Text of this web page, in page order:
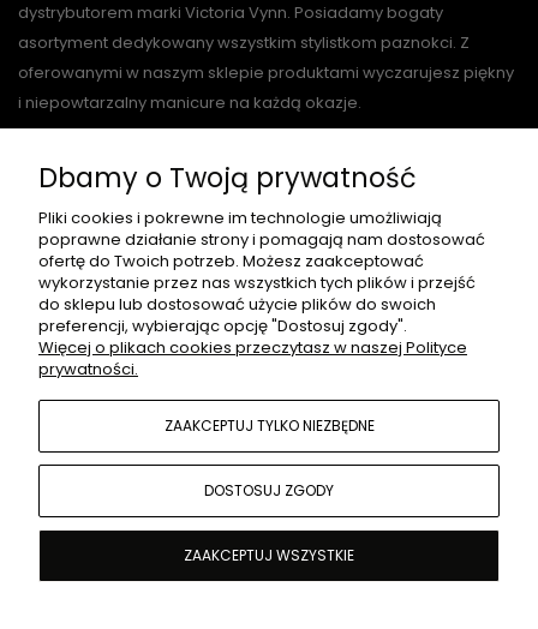
dystrybutorem marki Victoria Vynn. Posiadamy bogaty
asortyment dedykowany wszystkim stylistkom paznokci. Z
oferowanymi w naszym sklepie produktami wyczarujesz piękny
i niepowtarzalny manicure na każdą okazje.
O NAS
PŁATNOŚCI I DOSTAWA
MOJE KONTO
Dbamy o Twoją prywatność
Pliki cookies i pokrewne im technologie umożliwiają
poprawne działanie strony i pomagają nam dostosować
ofertę do Twoich potrzeb. Możesz zaakceptować
wykorzystanie przez nas wszystkich tych plików i przejść
do sklepu lub dostosować użycie plików do swoich
preferencji, wybierając opcję "Dostosuj zgody".
Więcej o plikach cookies przeczytasz w naszej Polityce
prywatności.
ZAAKCEPTUJ TYLKO NIEZBĘDNE
DOSTOSUJ ZGODY
ZAAKCEPTUJ WSZYSTKIE